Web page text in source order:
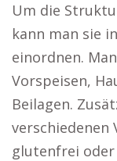
Um die
kann man sie
einordnen.
Vorspeisen,
Beilagen.
verschiedenen
glutenfrei